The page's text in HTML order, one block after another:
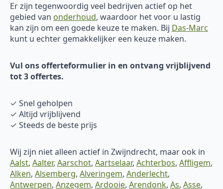
Er zijn tegenwoordig veel bedrijven actief op het
gebied van onderhoud, waardoor het voor u lastig
kan zijn om een goede keuze te maken. Bij Das-Marc
kunt u echter gemakkelijker een keuze maken.
Vul ons offerteformulier in en ontvang vrijblijvend
tot 3 offertes.
✓ Snel geholpen
✓ Altijd vrijblijvend
✓ Steeds de beste prijs
Wij zijn niet alleen actief in Zwijndrecht, maar ook in
Aalst, Aalter, Aarschot, Aartselaar, Achterbos, Affligem,
Alken, Alsemberg, Alveringem, Anderlecht,
Antwerpen, Anzegem, Ardooie, Arendonk, As, Asse,